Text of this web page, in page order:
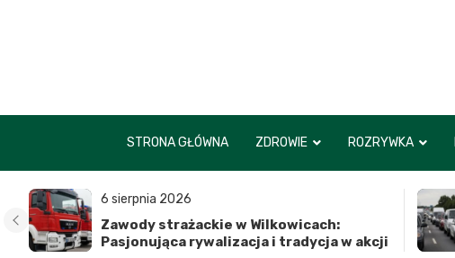
STRONA GŁÓWNA ZDROWIE ROZRYWKA
6 sierpnia 2026
Zawody strażackie w Wilkowicach:
Pasjonująca rywalizacja i tradycja w akcji